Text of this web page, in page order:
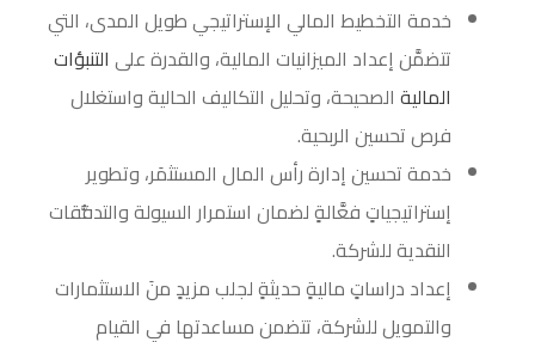
خدمة التخطيط المالي الإستراتيجي طويل المدى، التي
تتضمَّن إعداد الميزانيات المالية، والقدرة على التنبؤات
المالية الصحيحة، وتحليل التكاليف الحالية واستغلال
فرص تحسين الربحية.
خدمة تحسين إدارة رأس المال المستثمَر، وتطوير
إستراتيجياتٍ فعَّالةٍ لضمان استمرار السيولة والتدفُّقات
النقدية للشركة.
إعداد دراساتٍ ماليةٍ حديثةٍ لجلب مزيدٍ منَ الاستثمارات
والتمويل للشركة، تتضمن مساعدتها في القيام